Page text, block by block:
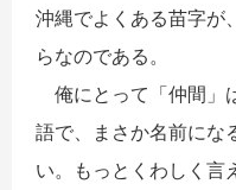
沖縄でよくある苗字が
らなのである。
俺にとって「仲間」
語で、まさか名前にな
い。もっとくわしく言